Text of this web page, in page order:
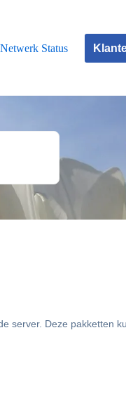
Status
server. Deze pakketten